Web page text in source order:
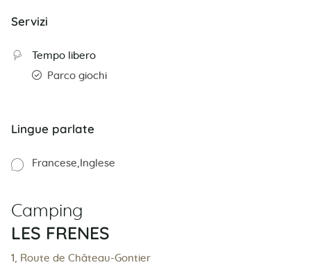
Servizi
Tempo libero
Parco giochi
Lingue parlate
Francese Inglese
Camping
LES FRENES
1, Route de Château-Gontier